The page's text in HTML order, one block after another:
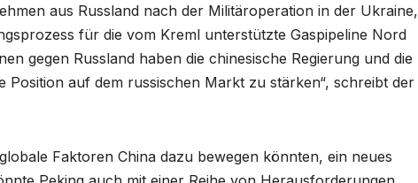
aus Russland nach der Militäroperation in der Ukraine,
für die vom Kreml unterstützte Gaspipeline Nord
gegen Russland haben die chinesische Regierung und die
auf dem russischen Markt zu stärken“, schreibt der
Faktoren China dazu bewegen könnten, ein neues